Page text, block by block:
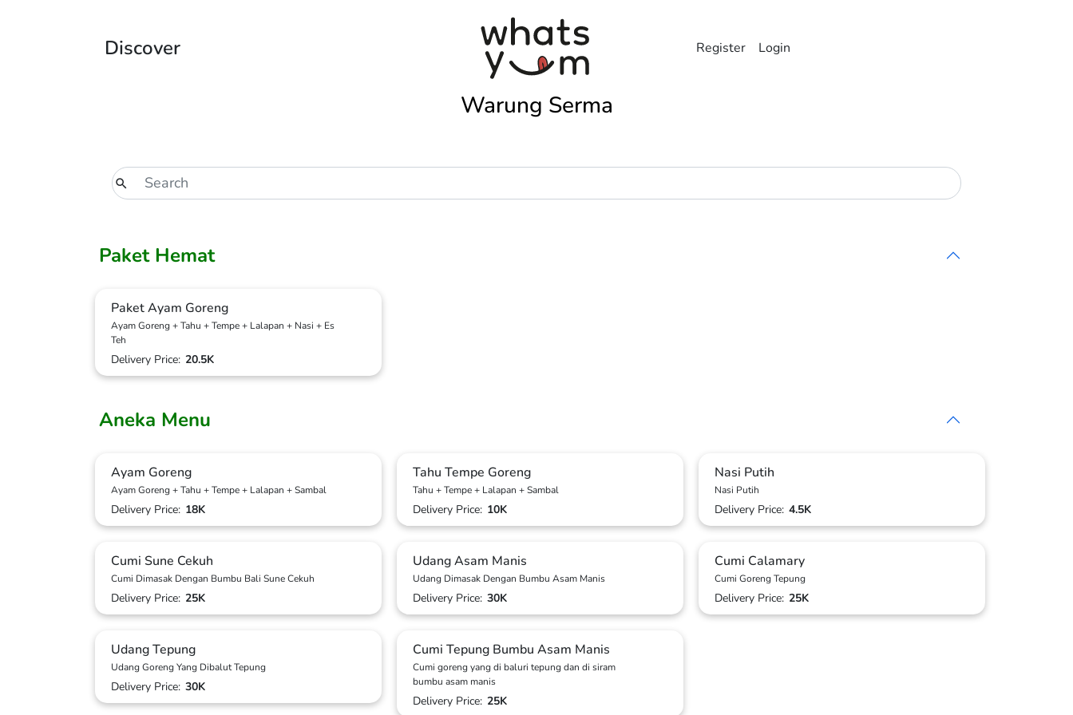
Discover Register Login
Warung Serma
Paket Hemat
Paket Ayam Goreng
Ayam Goreng + Tahu + Tempe + Lalapan + Nasi + Es
Teh
Delivery Price: 20.5K
Aneka Menu
Ayam Goreng
Ayam Goreng + Tahu + Tempe + Lalapan + Sambal
Delivery Price: 18K
Tahu Tempe Goreng
Tahu + Tempe + Lalapan + Sambal
Delivery Price: 10K
Nasi Putih
Nasi Putih
Delivery Price: 4.5K
Cumi Sune Cekuh
Cumi Dimasak Dengan Bumbu Bali Sune Cekuh
Delivery Price: 25K
Udang Asam Manis
Udang Dimasak Dengan Bumbu Asam Manis
Delivery Price: 30K
Cumi Calamary
Cumi Goreng Tepung
Delivery Price: 25K
Udang Tepung
Udang Goreng Yang Dibalut Tepung
Delivery Price: 30K
Cumi Tepung Bumbu Asam Manis
Cumi goreng yang di baluri tepung dan di siram
bumbu asam manis
Delivery Price: 25K